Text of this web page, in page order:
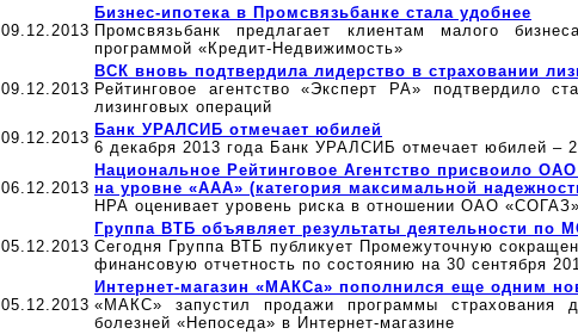
09.12.2013
Бизнес-ипотека в Промсвязьбанке стала удобнее
Промсвязьбанк предлагает клиентам малого
программой «Кредит-Недвижимость»
09.12.2013
ВСК вновь подтвердила лидерство в страховании
Рейтинговое агентство «Эксперт РА» подтвердило
лизинговых операций
09.12.2013 Банк УРАЛСИБ отмечает юбилей
6 декабря 2013 года Банк УРАЛСИБ отмечает юбилей –
06.12.2013
Национальное Рейтинговое Агентство присвоило
на уровне «ААА» (категория максимальной
НРА оценивает уровень риска в отношении ОАО «СОГАЗ»
05.12.2013
Группа ВТБ объявляет результаты деятельности по
Сегодня Группа ВТБ публикует Промежуточную
финансовую отчетность по состоянию на 30 сентября
05.12.2013
Интернет-магазин «МАКСа» пополнился еще одним
«МАКС» запустил продажи программы страхования
болезней «Непоседа» в Интернет-магазине